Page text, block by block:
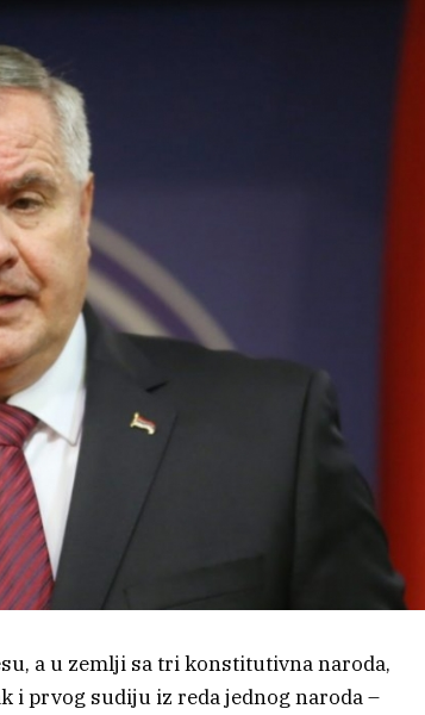
a u zemlji sa tri konstitutivna naroda,
i prvog sudiju iz reda jednog naroda –